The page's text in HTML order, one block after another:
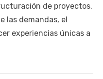
de proyectos.
las demandas, el
experiencias únicas a